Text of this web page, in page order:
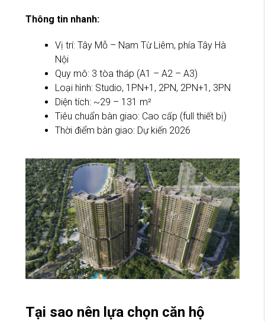
Thông tin nhanh:
Vị trí: Tây Mỗ – Nam Từ Liêm, phía Tây Hà
Nội
Quy mô: 3 tòa tháp (A1 – A2 – A3)
Loại hình: Studio, 1PN+1, 2PN, 2PN+1, 3PN
Diện tích: ~29 – 131 m²
Tiêu chuẩn bàn giao: Cao cấp (full thiết bị)
Thời điểm bàn giao: Dự kiến 2026
Tại sao nên lựa chọn căn hộ